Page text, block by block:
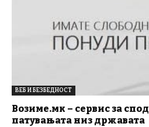
ВЕБ И БЕЗБЕДНОСТ
Возиме.мк – сервис за
патувањата низ државата